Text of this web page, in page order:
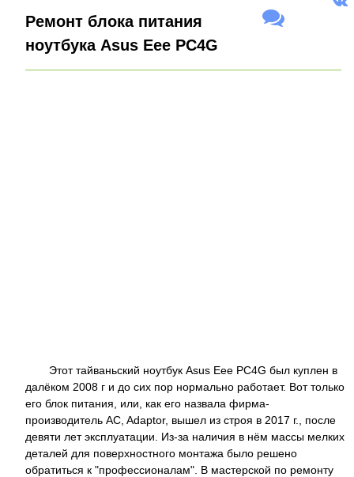
Ремонт блока питания
ноутбука Asus Eee PC4G
Этот тайваньский ноутбук Asus Eee PC4G был куплен в
далёком 2008 г и до сих пор нормально работает. Вот только
его блок питания, или, как его назвала фирма-
производитель AC, Adaptor, вышел из строя в 2017 г., после
девяти лет эксплуатации. Из-за наличия в нём массы мелких
деталей для поверхностного монтажа было решено
обратиться к "профессионалам". В мастерской по ремонту